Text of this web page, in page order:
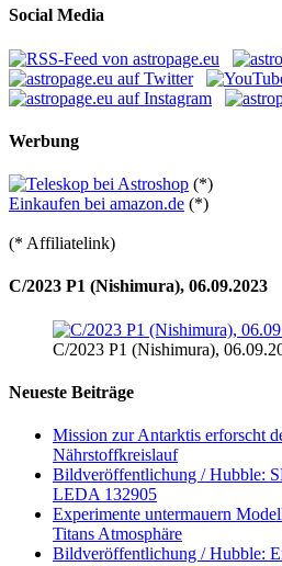
Social Media
Werbung
(*)
Einkaufen bei amazon.de (*)
(* Affiliatelink)
C/2023 P1 (Nishimura), 06.09.2023
C/2023 P1 (Nishimura),
Neueste Beiträge
Mission zur Antarktis erforscht
Nährstoffkreislauf
Bildveröffentlichung / Hubble:
LEDA 132905
Experimente untermauern
Titans Atmosphäre
Bildveröffentlichung / Hubble: